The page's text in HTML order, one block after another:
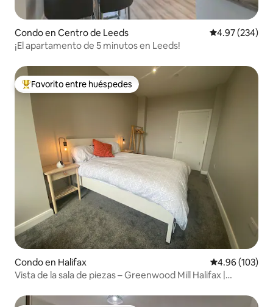
Condo en Centro de Leeds Calificación
4.97 (234)
¡El apartamento de 5 minutos en Leeds!
Favorito entre huéspedes preferido
Favorito entre huéspedes
Condo en Halifax Calificación
4.96 (103)
Vista de la sala de piezas – Greenwood Mill Halifax |